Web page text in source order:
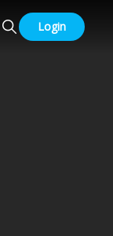
Login